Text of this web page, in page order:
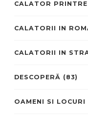
CALATOR
CALATORII IN
CALATORII IN
DESCOPERĂ (83)
OAMENI SI LOCURI